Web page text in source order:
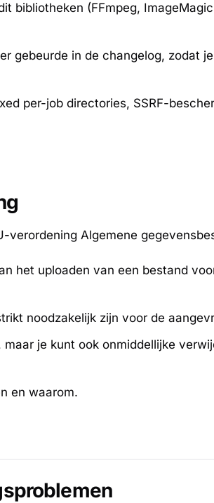
bibliotheken (FFmpeg,
gebeurde in de changelog, zodat
per-job directories, SSRF-
Algemene
het uploaden van een bestand
noodzakelijk zijn voor de
je kunt ook onmiddellijke
en waarom.